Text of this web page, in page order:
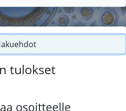
tulokset
osoitteelle